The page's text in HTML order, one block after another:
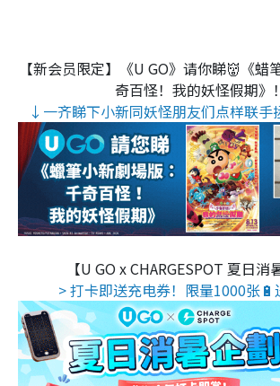
【新会员限定】《U GO》请你睇👹《蜡
奇百怪！我的妖怪假期》！
↓一齐睇下小新同妖怪朋友们点样联手
【U GO x CHARGESPOT 夏日消
> 打卡即送充电券！限量1000张🔋